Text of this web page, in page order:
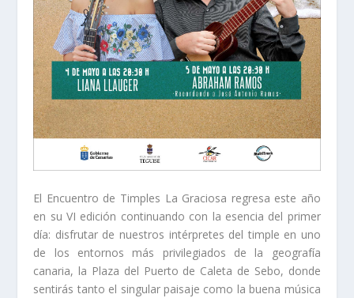
El Encuentro de Timples La Graciosa regresa este año
en su VI edición continuando con la esencia del primer
día: disfrutar de nuestros intérpretes del timple en uno
de los entornos más privilegiados de la geografía
canaria, la Plaza del Puerto de Caleta de Sebo, donde
sentirás tanto el singular paisaje como la buena música